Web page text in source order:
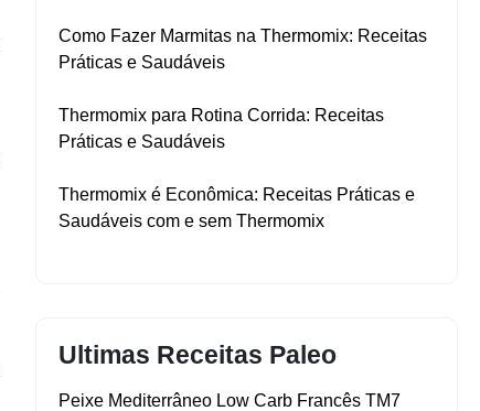
Como Fazer Marmitas na Thermomix: Receitas
Práticas e Saudáveis
Thermomix para Rotina Corrida: Receitas
Práticas e Saudáveis
Thermomix é Econômica: Receitas Práticas e
Saudáveis com e sem Thermomix
Ultimas Receitas Paleo
Peixe Mediterrâneo Low Carb Francês TM7